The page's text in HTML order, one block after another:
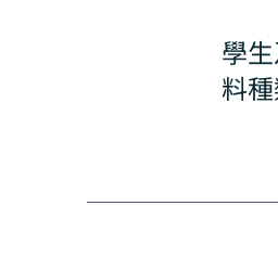
學
料種